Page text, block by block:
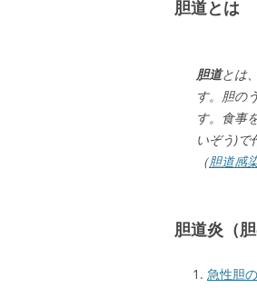
胆道とは
胆道とは、
す。胆の
す。食事
いぞう)で
（胆道感
胆道炎（
急性胆